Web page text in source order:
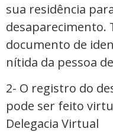
sua residência
desaparecimento.
documento de
nítida da pessoa
2- O registro do
pode ser feito
Delegacia Virtual